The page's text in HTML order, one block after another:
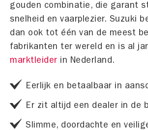
gouden combinatie, die garant
snelheid en vaarplezier. Suzuki
dan ook tot één van de meest
fabrikanten ter wereld en is al
marktleider in Nederland.
Eerlijk en betaalbaar in
Er zit altijd een dealer in de
Slimme, doordachte en